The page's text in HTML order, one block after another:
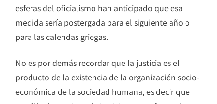
esferas del oficialismo han anticipado que esa
medida sería postergada para el siguiente año o
para las calendas griegas.
No es por demás recordar que la justicia es el
producto de la existencia de la organización socio-
económica de la sociedad humana, es decir que